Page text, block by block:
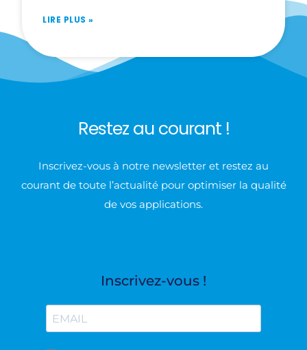
LIRE PLUS »
Restez au courant !
Inscrivez-vous à notre newsletter et restez au
courant de toute l’actualité pour optimiser la qualité
de vos applications.
Inscrivez-vous !